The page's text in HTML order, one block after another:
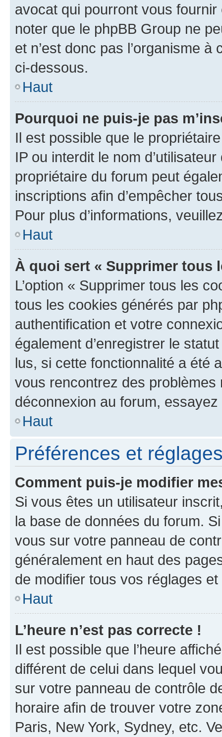
avocat qui pourront vous
noter que le phpBB Group ne
et n’est donc pas l’organisme
ci-dessous.
Haut
Pourquoi ne puis-je pas
Il est possible que le
IP ou interdit le nom
propriétaire du forum peut
inscriptions afin d’empêcher
Pour plus d’informations,
Haut
À quoi sert « Supprimer tous
L’option « Supprimer tous les
tous les cookies générés par
authentification et votre
également d’enregistrer le
lus, si cette fonctionnalité a été
vous rencontrez des
déconnexion au forum,
Haut
Préférences et
Comment puis-je modifier
Si vous êtes un utilisateur
la base de données du forum.
vous sur votre panneau de
généralement en haut des
de modifier tous vos réglages
Haut
L’heure n’est pas correcte !
Il est possible que l’heure
différent de celui dans lequel
sur votre panneau de contrôle
horaire afin de trouver votre
Paris, New York, Sydney, etc.